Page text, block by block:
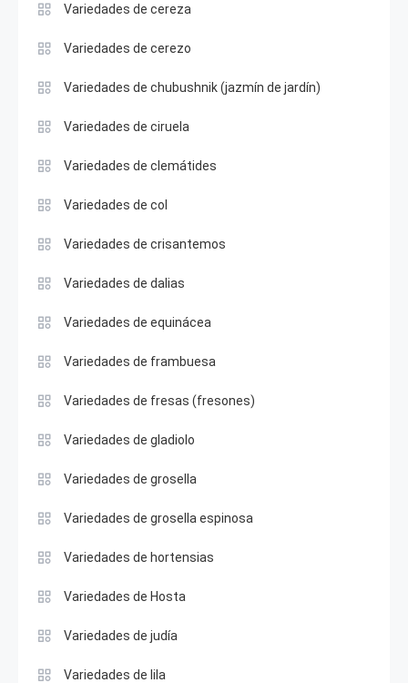
Variedades de cereza
Variedades de cerezo
Variedades de chubushnik (jazmín de jardín)
Variedades de ciruela
Variedades de clemátides
Variedades de col
Variedades de crisantemos
Variedades de dalias
Variedades de equinácea
Variedades de frambuesa
Variedades de fresas (fresones)
Variedades de gladiolo
Variedades de grosella
Variedades de grosella espinosa
Variedades de hortensias
Variedades de Hosta
Variedades de judía
Variedades de lila